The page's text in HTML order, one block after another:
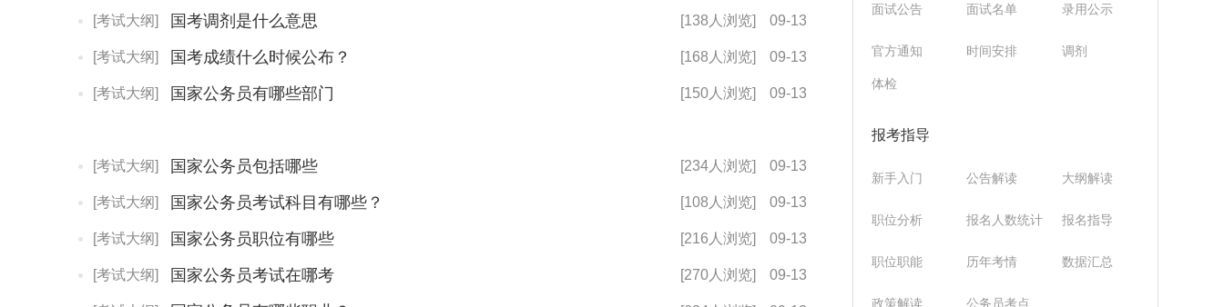
09-13
[138人浏览]
[考试大纲] 国考调剂是什么意思
09-13
[168人浏览]
[考试大纲] 国考成绩什么时候公布？
09-13
[150人浏览]
[考试大纲] 国家公务员有哪些部门
09-13
[234人浏览]
[考试大纲] 国家公务员包括哪些
09-13
[108人浏览]
[考试大纲] 国家公务员考试科目有哪些？
09-13
[216人浏览]
[考试大纲] 国家公务员职位有哪些
09-13
[270人浏览]
[考试大纲] 国家公务员考试在哪考
面试公告 面试名单 录用公示
官方通知 时间安排 调剂
体检
报考指导
新手入门 公告解读 大纲解读
职位分析 报名人数统计 报名指导
职位职能 历年考情 数据汇总
政策解读 公务员考点